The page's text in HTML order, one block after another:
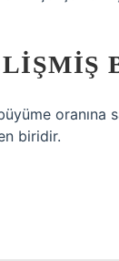
oranına
biridir.